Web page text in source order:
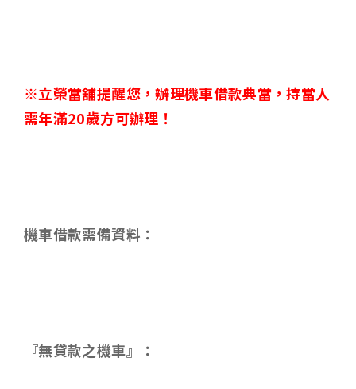
※立榮當舖提醒您，辦理機車借款典當，持當人
需年滿20歲方可辦理！
機車借款需備資料 ：
『無貸款之機車』：